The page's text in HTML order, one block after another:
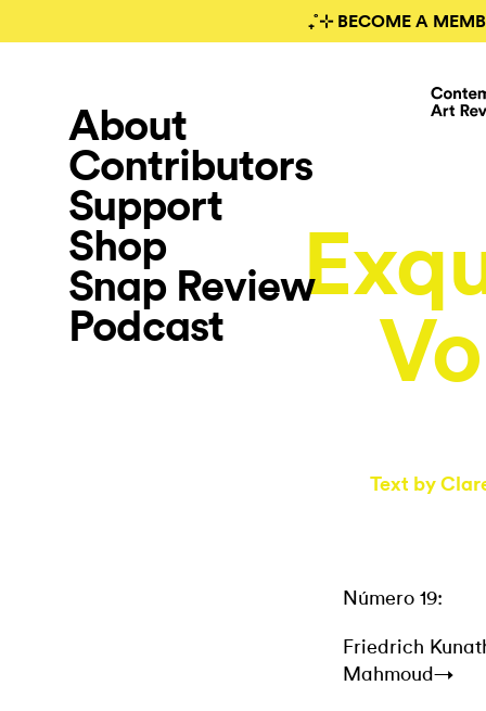
₊˚⊹ BECOME A
About
Contributors
Support
Shop
Snap Review
Podcast
Text by
Número 19:
Friedrich
Mahmoud→